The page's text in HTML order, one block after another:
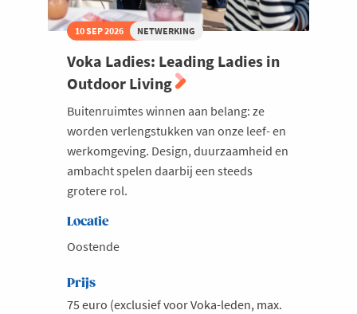
10 SEP 2026 NETWERKING
Voka Ladies: Leading Ladies in
Outdoor Living
Buitenruimtes winnen aan belang: ze
worden verlengstukken van onze leef- en
werkomgeving. Design, duurzaamheid en
ambacht spelen daarbij een steeds
grotere rol.
Locatie
Oostende
Prijs
75 euro (exclusief voor Voka-leden, max.